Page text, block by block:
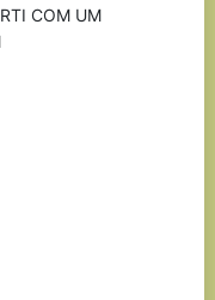
COM UM